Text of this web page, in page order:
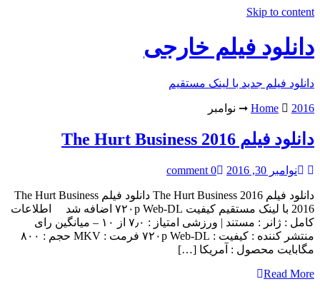
Skip to content
دانلود فیلم خارجی
دانلود فیلم جدید با لینک مستقیم
Home 2016
➞ نوامبر
دانلود فیلم The Hurt Business 2016
نوامبر 30, 2016 0 comment
دانلود فیلم The Hurt Business 2016 دانلود فیلم The Hurt Business
2016 با لینک مستقیم کیفیت ۷۲۰p Web-DL اضافه شد اطلاعات
کامل : ژانر : مستند | ورزشی امتياز : ۷٫۰ از ۱۰ – میانگین رای
منتشر کننده : کیفیت : ۷۲۰p Web-DL فرمت : MKV حجم : ۸۰۰
مگابایت محصول : آمریکا […]
Read More